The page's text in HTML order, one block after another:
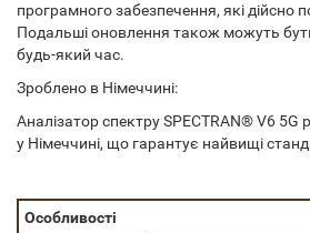
програмного забезпечення, які дійсно
Подальші оновлення також можуть
будь-який час.
Зроблено в Німеччині:
Аналізатор спектру SPECTRAN® V6 5G
у Німеччині, що гарантує найвищі
Особливості